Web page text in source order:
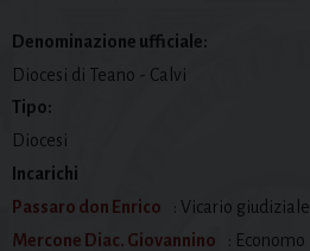
Denominazione ufficiale:
Diocesi di Teano - Calvi
Tipo:
Diocesi
Incarichi
Passaro don Enrico
: Vicario giudiziale
Mercone Diac. Giovannino
: Economo